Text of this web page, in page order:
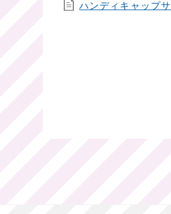
ハンディキャップ